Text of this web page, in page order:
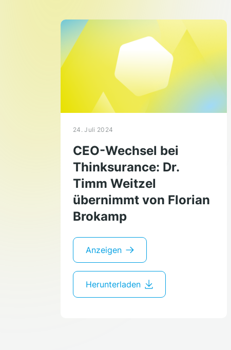
24. Juli 2024
CEO-Wechsel bei
Thinksurance: Dr.
Timm Weitzel
übernimmt von Florian
Brokamp
Anzeigen
Herunterladen